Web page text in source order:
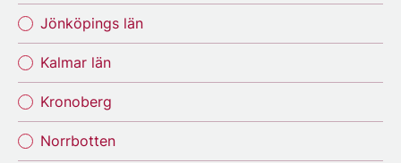
Jönköpings län
Kalmar län
Kronoberg
Norrbotten